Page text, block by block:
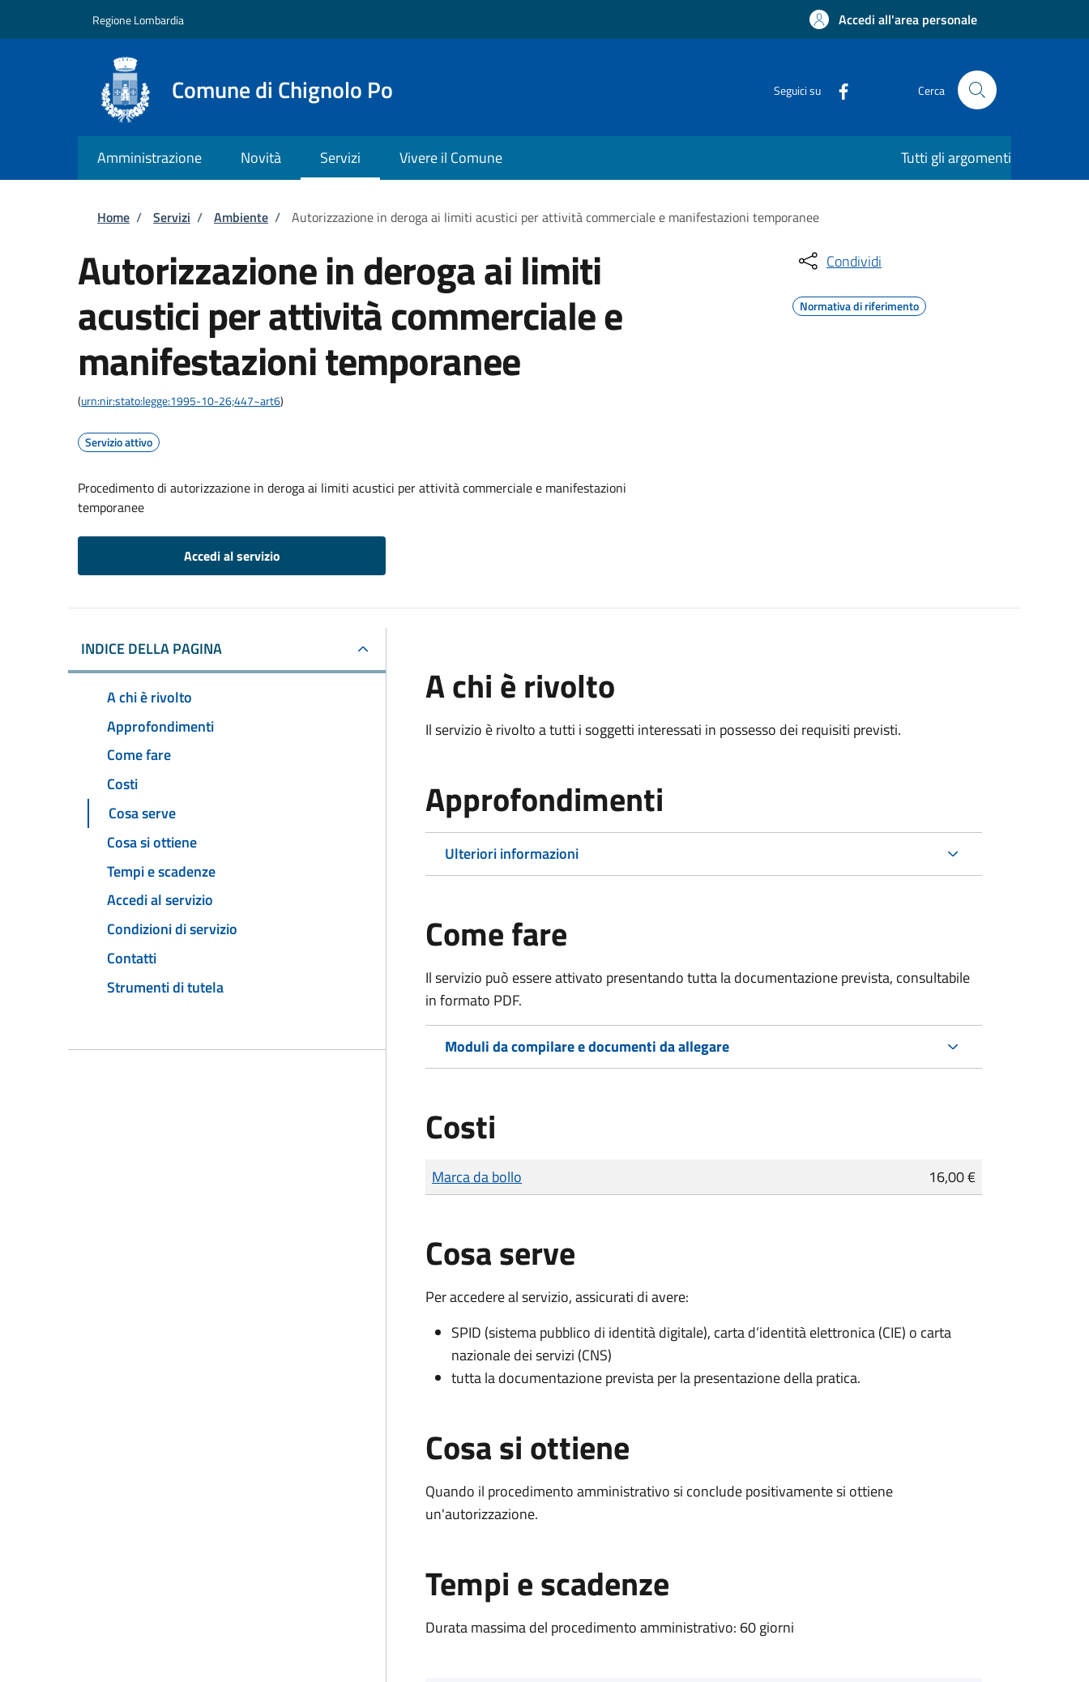
Regione Lombardia Accedi all'area personale
Comune di Chignolo Po Seguici su Cerca
Amministrazione Novità Servizi Vivere il Comune Tutti gli argomenti
Briciole di pane
Home / Servizi / Ambiente / Autorizzazione in deroga ai limiti acustici per attività commerciale e manifestazioni temporanee
Autorizzazione in deroga ai limiti
acustici per attività commerciale e
manifestazioni temporanee
(urn:nir:stato:legge:1995-10-26;447~art6)
Servizio attivo
Procedimento di autorizzazione in deroga ai limiti acustici per attività commerciale e manifestazioni
temporanee
Accedi al servizio
Condividi
Normativa di riferimento
INDICE DELLA PAGINA
A chi è rivolto
Approfondimenti
Come fare
Costi
Cosa serve
Cosa si ottiene
Tempi e scadenze
Accedi al servizio
Condizioni di servizio
Contatti
Strumenti di tutela
A chi è rivolto
Il servizio è rivolto a tutti i soggetti interessati in possesso dei requisiti previsti.
Approfondimenti
Ulteriori informazioni
Come fare
Il servizio può essere attivato presentando tutta la documentazione prevista, consultabile
in formato PDF.
Moduli da compilare e documenti da allegare
Costi
Tipo di pagamento
Importo
Marca da bollo 16,00 €
Cosa serve
Per accedere al servizio, assicurati di avere:
SPID (sistema pubblico di identità digitale), carta d’identità elettronica (CIE) o carta
nazionale dei servizi (CNS)
tutta la documentazione prevista per la presentazione della pratica.
Cosa si ottiene
Quando il procedimento amministrativo si conclude positivamente si ottiene
un'autorizzazione.
Tempi e scadenze
Durata massima del procedimento amministrativo: 60 giorni